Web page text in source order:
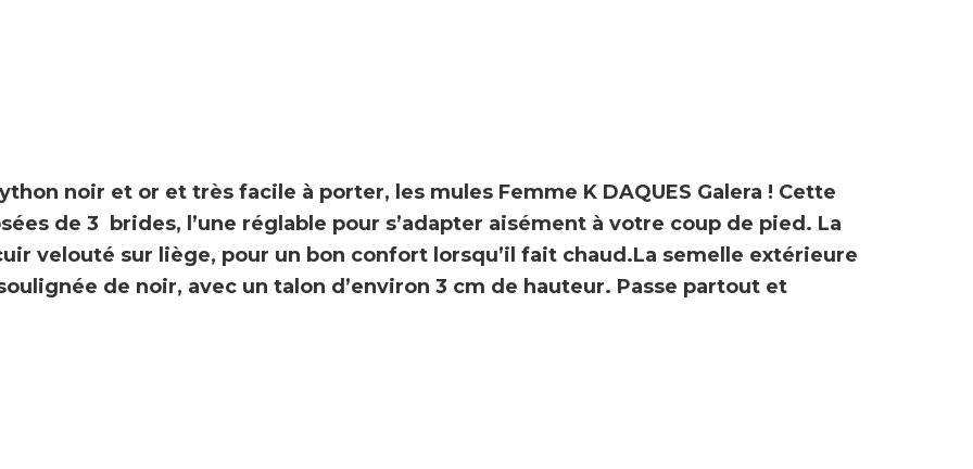
noir et or et très facile à porter, les mules Femme K DAQUES Galera ! Cette
de 3 brides, l’une réglable pour s’adapter aisément à votre coup de pied. La
velouté sur liège, pour un bon confort lorsqu’il fait chaud.La semelle extérieure
de noir, avec un talon d’environ 3 cm de hauteur. Passe partout et